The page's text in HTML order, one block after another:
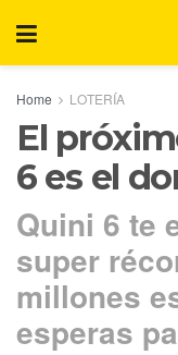
Home LOTERÍA
El
6 es el
Quini 6 te
super
millones
esperas